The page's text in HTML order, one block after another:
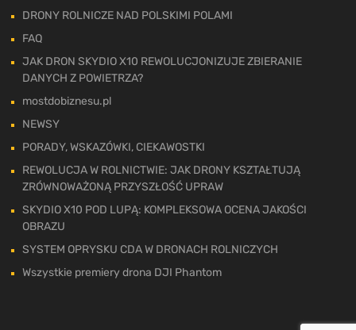
DRONY ROLNICZE NAD POLSKIMI POLAMI
FAQ
JAK DRON SKYDIO X10 REWOLUCJONIZUJE ZBIERANIE
DANYCH Z POWIETRZA?
mostdobiznesu.pl
NEWSY
PORADY, WSKAZÓWKI, CIEKAWOSTKI
REWOLUCJA W ROLNICTWIE: JAK DRONY KSZTAŁTUJĄ
ZRÓWNOWAŻONĄ PRZYSZŁOŚĆ UPRAW
SKYDIO X10 POD LUPĄ: KOMPLEKSOWA OCENA JAKOŚCI
OBRAZU
SYSTEM OPRYSKU CDA W DRONACH ROLNICZYCH
Wszystkie premiery drona DJI Phantom